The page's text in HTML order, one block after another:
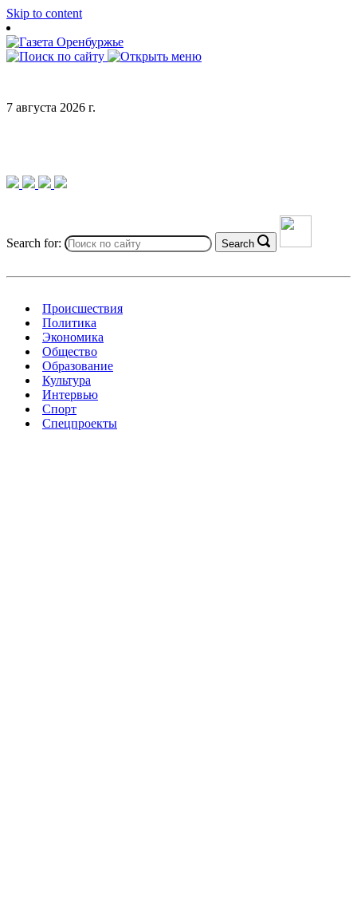
Skip to content
7 августа 2026 г.
Search for: Search
Происшествия
Политика
Экономика
Общество
Образование
Культура
Интервью
Спорт
Спецпроекты